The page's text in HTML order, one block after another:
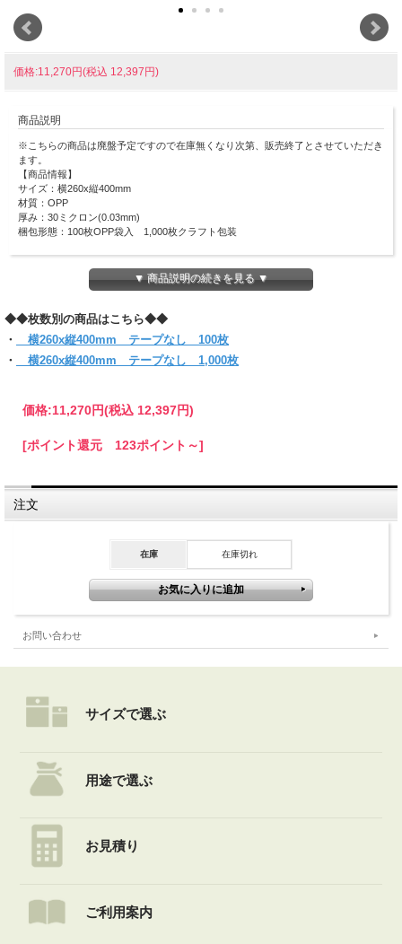
価格:11,270円(税込 12,397円)
商品説明
※こちらの商品は廃盤予定ですので在庫無くなり次第、販売終了とさせていただき
ます。
【商品情報】
サイズ：横260x縦400mm
材質：OPP
厚み：30ミクロン(0.03mm)
梱包形態：100枚OPP袋入 1,000枚クラフト包装
(お入れになりたい商品によっては入らない場合もございますので、 サイズをお確
▼ 商品説明の続きを見る ▼
◆◆枚数別の商品はこちら◆◆
・
横260x縦400mm テープなし 100枚
・
横260x縦400mm テープなし 1,000枚
価格:11,270円(税込 12,397円)
[ポイント還元 123ポイント～]
注文
在庫 在庫切れ
お問い合わせ
サイズで選ぶ
用途で選ぶ
お見積り
ご利用案内